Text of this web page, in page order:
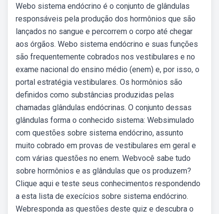
Webo sistema endócrino é o conjunto de glândulas
responsáveis pela produção dos hormônios que são
lançados no sangue e percorrem o corpo até chegar
aos órgãos. Webo sistema endócrino e suas funções
são frequentemente cobrados nos vestibulares e no
exame nacional do ensino médio (enem) e, por isso, o
portal estratégia vestibulares. Os hormônios são
definidos como substâncias produzidas pelas
chamadas glândulas endócrinas. O conjunto dessas
glândulas forma o conhecido sistema: Websimulado
com questões sobre sistema endócrino, assunto
muito cobrado em provas de vestibulares em geral e
com várias questões no enem. Webvocê sabe tudo
sobre hormônios e as glândulas que os produzem?
Clique aqui e teste seus conhecimentos respondendo
a esta lista de execícios sobre sistema endócrino.
Webresponda as questões deste quiz e descubra o